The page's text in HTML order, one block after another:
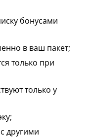
бонусами
в ваш пакет;
только при
только у
другими